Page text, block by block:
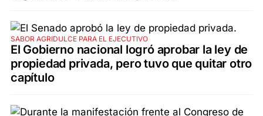
SABOR AGRIDULCE PARA EL EJECUTIVO
El Gobierno nacional logró aprobar la ley de
propiedad privada, pero tuvo que quitar otro
capítulo